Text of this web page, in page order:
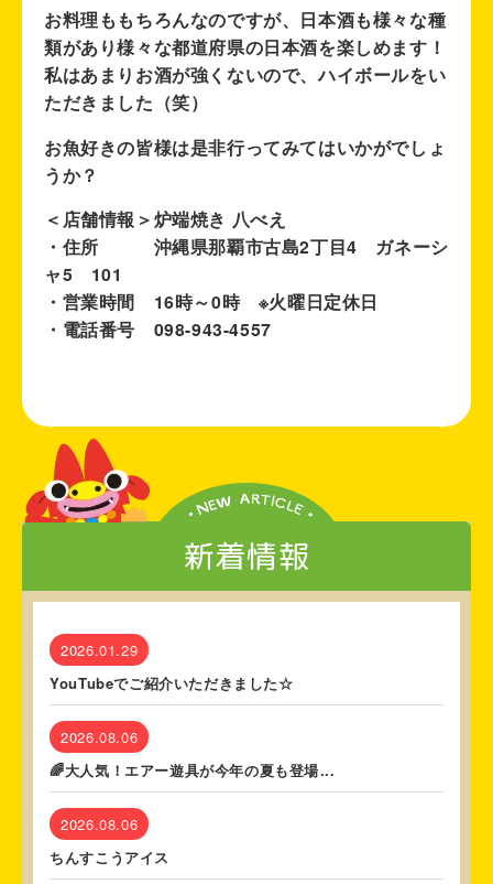
お料理ももちろんなのですが、日本酒も様々な種
類があり様々な都道府県の日本酒を楽しめます！
私はあまりお酒が強くないので、ハイボールをい
ただきました（笑）
お魚好きの皆様は是非行ってみてはいかがでしょ
うか？
＜店舗情報＞炉端焼き 八べえ
・住所 沖縄県那覇市古島2丁目4 ガネーシ
ャ5 101
・営業時間 16時～0時 ※火曜日定休日
・電話番号 098-943-4557
新着情報
2026.01.29
YouTubeでご紹介いただきました☆
2026.08.06
🌈大人気！エアー遊具が今年の夏も登場...
2026.08.06
ちんすこうアイス